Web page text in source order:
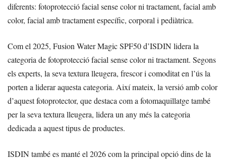
diferents: fotoprotecció facial sense color ni tractament, facial amb
color, facial amb tractament específic, corporal i pediàtrica.
Com el 2025, Fusion Water Magic SPF50 d’ISDIN lidera la
categoria de fotoprotecció facial sense color ni tractament. Segons
els experts, la seva textura lleugera, frescor i comoditat en l’ús la
porten a liderar aquesta categoria. Així mateix, la versió amb color
d’aquest fotoprotector, que destaca com a fotomaquillatge també
per la seva textura lleugera, lidera un any més la categoria
dedicada a aquest tipus de productes.
ISDIN també es manté el 2026 com la principal opció dins de la